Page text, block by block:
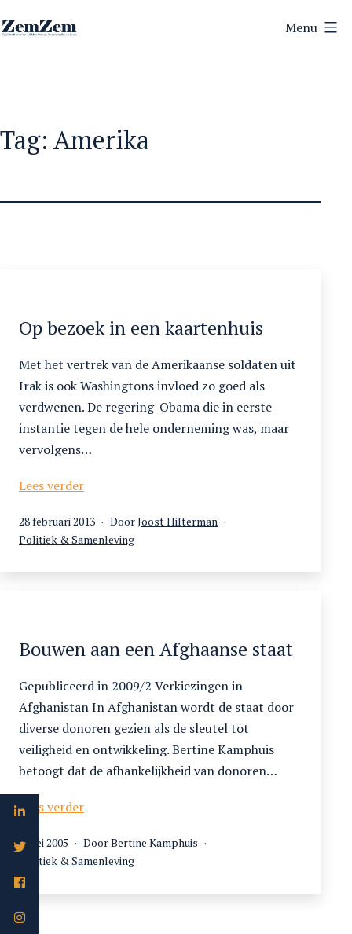
naar
Menu
Tag: Amerika
Op bezoek in een kaartenhuis
Met het vertrek van de Amerikaanse soldaten uit
Irak is ook Washingtons invloed zo goed als
verdwenen. De regering-Obama die in eerste
instantie tegen de hele onderneming was, maar
vervolgens…
Lees verderOp
in
een
Gepubliceerd
op
28 februari 2013 DoorJoost Hilterman
Gecategoriseerd
Politiek & Samenleving
Bouwen aan een Afghaanse staat
Gepubliceerd in 2009/2 Verkiezingen in
Afghanistan In Afghanistan wordt de staat door
diverse donoren gezien als de sleutel tot
veiligheid en ontwikkeling. Bertine Kamphuis
betoogt dat de afhankelijkheid van donoren…
Lees verderBouwen
een
Afghaanse
Gepubliceerd
1 mei 2005 DoorBertine Kamphuis
Gecategoriseerd
als
Politiek & Samenleving